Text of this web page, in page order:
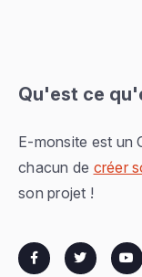
Qu'est ce
E-monsite est un
chacun de créer
son projet !